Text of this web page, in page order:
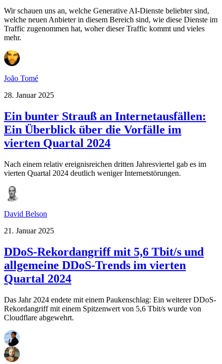
Wir schauen uns an, welche Generative AI-Dienste beliebter sind,
welche neuen Anbieter in diesem Bereich sind, wie diese Dienste im
Traffic zugenommen hat, woher dieser Traffic kommt und vieles
mehr.
João Tomé
28. Januar 2025
Ein bunter Strauß an Internetausfällen:
Ein Überblick über die Vorfälle im
vierten Quartal 2024
Nach einem relativ ereignisreichen dritten Jahresviertel gab es im
vierten Quartal 2024 deutlich weniger Internetstörungen.
David Belson
21. Januar 2025
DDoS-Rekordangriff mit 5,6 Tbit/s und
allgemeine DDoS-Trends im vierten
Quartal 2024
Das Jahr 2024 endete mit einem Paukenschlag: Ein weiterer DDoS-
Rekordangriff mit einem Spitzenwert von 5,6 Tbit/s wurde von
Cloudflare abgewehrt.